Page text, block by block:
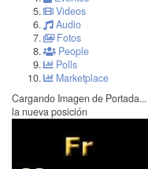
Videos
Audio
Fotos
People
Polls
Marketplace
Cargando Imagen de Portada...
la nueva posición